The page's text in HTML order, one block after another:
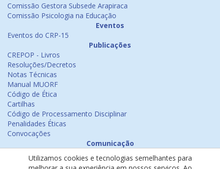
Comissão Gestora Subsede Arapiraca
Comissão Psicologia na Educação
Eventos
Eventos do CRP-15
Publicações
CREPOP - Livros
Resoluções/Decretos
Notas Técnicas
Manual MUORF
Código de Ética
Cartilhas
Código de Processamento Disciplinar
Penalidades Éticas
Convocações
Comunicação
Emissão de Certificados
Utilizamos cookies e tecnologias semelhantes para